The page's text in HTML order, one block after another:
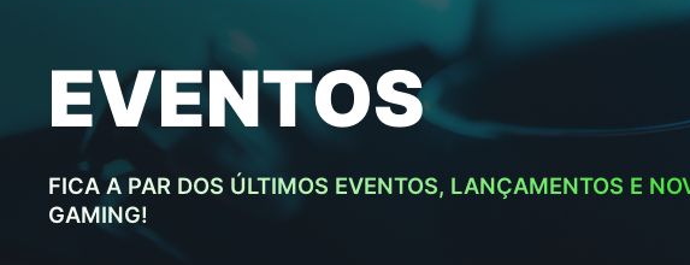
EVENTOS
FICA A PAR DOS ÚLTIMOS EVENTOS, LANÇAMENTOS E
GAMING!